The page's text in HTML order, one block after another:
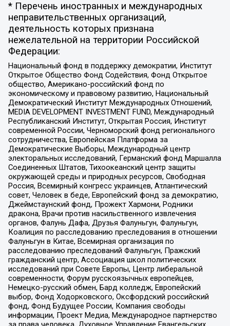
* Перечень иностранных и международных
неправительственных организаций,
деятельность которых признана
нежелательной на территории Российской
Федерации:
Национальный фонд в поддержку демократии, Институт
Открытое Общество Фонд Содействия, Фонд Открытое
общество, Американо-российский фонд по
экономическому и правовому развитию, Национальный
Демократический Институт Международных Отношений,
MEDIA DEVELOPMENT INVESTMENT FUND, Международный
Республиканский Институт, Открытая Россия, Институт
современной России, Черноморский фонд регионального
сотрудничества, Европейская Платформа за
Демократические Выборы, Международный центр
электоральных исследований, Германский фонд Маршалла
Соединенных Штатов, Тихоокеанский центр защиты
окружающей среды и природных ресурсов, Свободная
Россия, Всемирный конгресс украинцев, Атлантический
совет, Человек в беде, Европейский фонд за демократию,
Джеймстаунский фонд, Прожект Хармони, Родники
дракона, Врачи против насильственного извлечения
органов, Фалунь Дафа, Друзья Фалуньгун, Фалуньгун,
Коалиция по расследованию преследования в отношении
Фалуньгун в Китае, Всемирная организация по
расследованию преследований Фалуньгун, Пражский
гражданский центр, Ассоциация школ политических
исследований при Совете Европы, Центр либеральной
современности, Форум русскоязычных европейцев,
Немецко-русский обмен, Бард колледж, Европейский
выбор, Фонд Ходорковского, Оксфордский российский
фонд, Фонд Будущее России, Компания свободы
информации, Проект Медиа, Международное партнерство